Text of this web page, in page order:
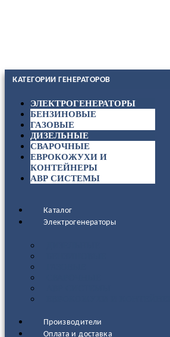
КАТЕГОРИИ ГЕНЕРАТОРОВ
ЭЛЕКТРОГЕНЕРАТОРЫ
БЕНЗИНОВЫЕ
ГАЗОВЫЕ
ДИЗЕЛЬНЫЕ
СВАРОЧНЫЕ
ЕВРОКОЖУХИ И
КОНТЕЙНЕРЫ
АВР СИСТЕМЫ
Каталог
Электрогенераторы
Производители
Оплата и доставка